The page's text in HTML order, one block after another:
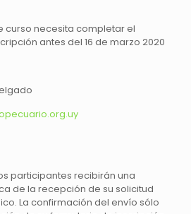
curso necesita completar el
antes del 16 de marzo 2020
participantes recibirán una
de la recepción de su solicitud
La confirmación del envío sólo